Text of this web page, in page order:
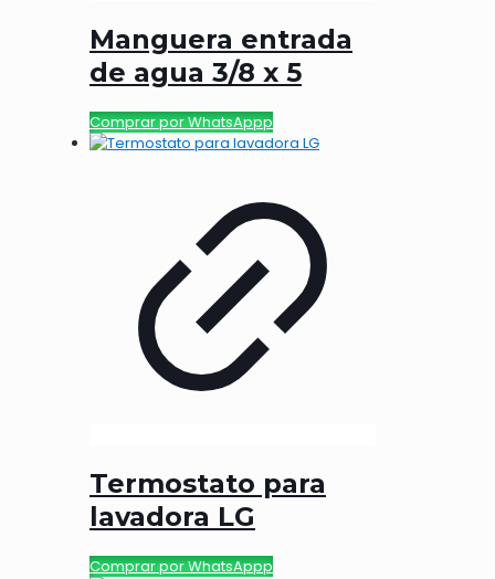
Manguera entrada
de agua 3/8 x 5
Comprar por WhatsAppp
Termostato para
lavadora LG
Comprar por WhatsAppp